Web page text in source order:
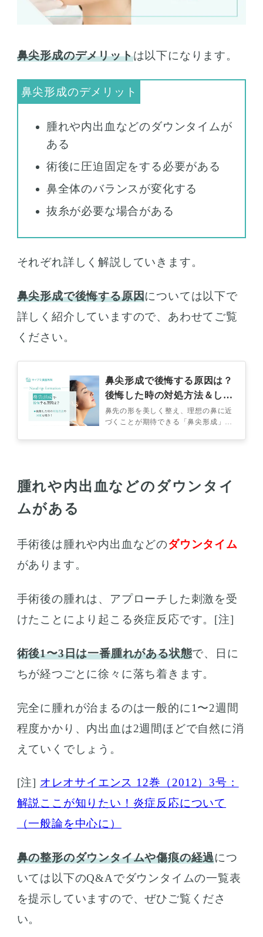
鼻尖形成のデメリットは以下になります。
腫れや内出血などのダウンタイムが
ある
術後に圧迫固定をする必要がある
鼻全体のバランスが変化する
抜糸が必要な場合がある
それぞれ詳しく解説していきます。
鼻尖形成で後悔する原因については以下で
詳しく紹介していますので、あわせてご覧
ください。
鼻尖形成で後悔する原因は？
後悔した時の対処方法＆しな
いための対策も紹介
鼻先の形を美しく整え、理想の鼻に近
づくことが期待できる「鼻尖形成」。
腫れや内出血などのダウンタイ
ムがある
手術後は腫れや内出血などのダウンタイム
があります。
手術後の腫れは、アプローチした刺激を受
けたことにより起こる炎症反応です。[注]
術後1〜3日は一番腫れがある状態で、日に
ちが経つごとに徐々に落ち着きます。
完全に腫れが治まるのは一般的に1〜2週間
程度かかり、内出血は2週間ほどで自然に消
えていくでしょう。
[注] オレオサイエンス 12巻（2012）3号：
解説ここが知りたい！炎症反応について
（一般論を中心に）
鼻の整形のダウンタイムや傷痕の経過につ
いては以下のQ&Aでダウンタイムの一覧表
を提示していますので、ぜひご覧くださ
い。